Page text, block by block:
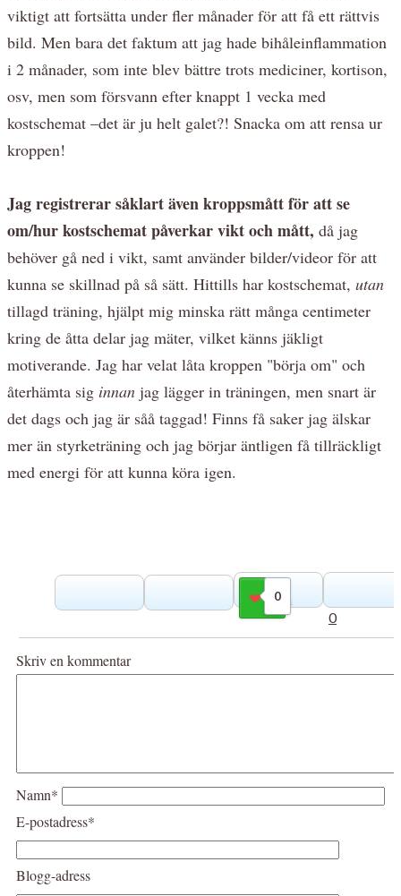
viktigt att fortsätta under fler månader för att få ett rättvis
bild. Men bara det faktum att jag hade bihåleinflammation
i 2 månader, som inte blev bättre trots mediciner, kortison,
osv, men som försvann efter knappt 1 vecka med
kostschemat –det är ju helt galet?! Snacka om att rensa ur
kroppen!
Jag registrerar såklart även kroppsmått för att se
om/hur kostschemat påverkar vikt och mått, då jag
behöver gå ned i vikt, samt använder bilder/videor för att
kunna se skillnad på så sätt. Hittills har kostschemat, utan
tillagd träning, hjälpt mig minska rätt många centimeter
kring de åtta delar jag mäter, vilket känns jäkligt
motiverande. Jag har velat låta kroppen "börja om" och
återhämta sig innan jag lägger in träningen, men snart är
det dags och jag är såå taggad! Finns få saker jag älskar
mer än styrketräning och jag börjar äntligen få tillräckligt
med energi för att kunna köra igen.
0
Gilla
0
Skriv en kommentar
Namn*
E-postadress*
Blogg-adress